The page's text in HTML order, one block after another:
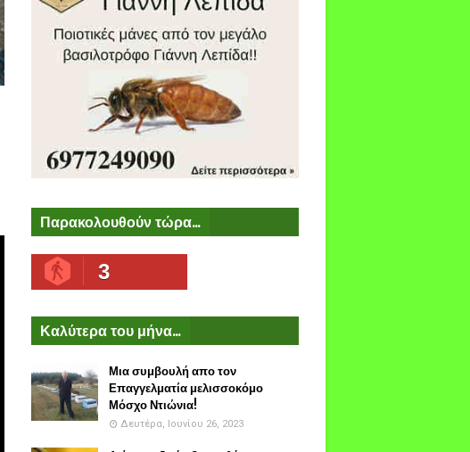
Παρακολουθούν τώρα...
3
Καλύτερα του μήνα...
Μια συμβουλή απο τον
Επαγγελματία μελισσοκόμο
Μόσχο Ντιώνια!
Δευτέρα, Ιουνίου 26, 2023